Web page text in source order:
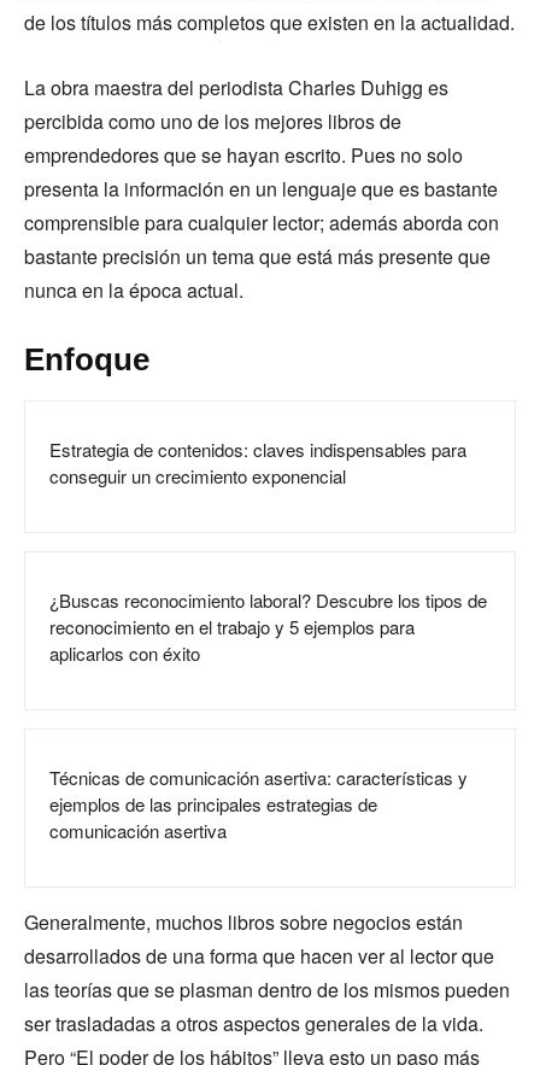
de los títulos más completos que existen en la actualidad.
La obra maestra del periodista Charles Duhigg es
percibida como uno de los mejores libros de
emprendedores que se hayan escrito. Pues no solo
presenta la información en un lenguaje que es bastante
comprensible para cualquier lector; además aborda con
bastante precisión un tema que está más presente que
nunca en la época actual.
Enfoque
Estrategia de contenidos: claves indispensables para
conseguir un crecimiento exponencial
¿Buscas reconocimiento laboral? Descubre los tipos de
reconocimiento en el trabajo y 5 ejemplos para
aplicarlos con éxito
Técnicas de comunicación asertiva: características y
ejemplos de las principales estrategias de
comunicación asertiva
Generalmente, muchos libros sobre negocios están
desarrollados de una forma que hacen ver al lector que
las teorías que se plasman dentro de los mismos pueden
ser trasladadas a otros aspectos generales de la vida.
Pero “El poder de los hábitos” lleva esto un paso más